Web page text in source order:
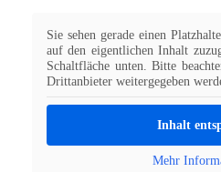
Sie sehen gerade einen
auf den eigentlichen Inhalt
Schaltfläche unten. Bitte
Drittanbieter weitergegeben
Inhalt
Mehr